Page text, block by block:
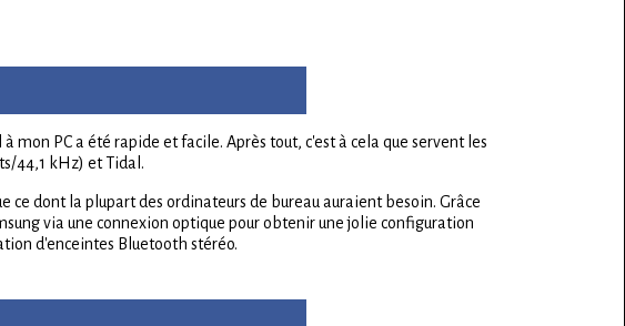
PC a été rapide et facile. Après tout, c'est à cela que servent les
44,1 kHz) et Tidal.
dont la plupart des ordinateurs de bureau auraient besoin. Grâce
via une connexion optique pour obtenir une jolie configuration
d'enceintes Bluetooth stéréo.